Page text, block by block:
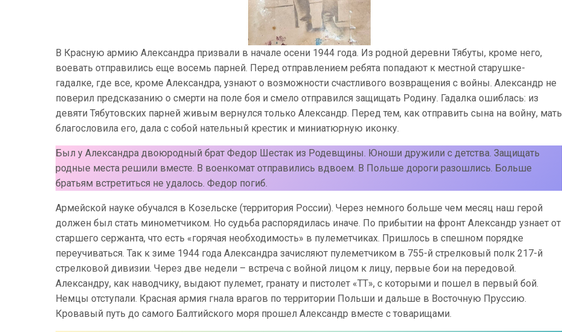
В Красную армию Александра призвали в начале осени 1944 года. Из родной деревни Тябуты, кроме него,
воевать отправились еще восемь парней. Перед отправлением ребята попадают к местной старушке-
гадалке, где все, кроме Александра, узнают о возможности счастливого возвращения с войны. Александр не
поверил предсказанию о смерти на поле боя и смело отправился защищать Родину. Гадалка ошиблась: из
девяти Тябутовских парней живым вернулся только Александр. Перед тем, как отправить сына на войну, мать
благословила его, дала с собой нательный крестик и миниатюрную иконку.
Был у Александра двоюродный брат Федор Шестак из Родевщины. Юноши дружили с детства. Защищать
родные места решили вместе. В военкомат отправились вдвоем. В Польше дороги разошлись. Больше
братьям встретиться не удалось. Федор погиб.
Армейской науке обучался в Козельске (территория России). Через немного больше чем месяц наш герой
должен был стать минометчиком. Но судьба распорядилась иначе. По прибытии на фронт Александр узнает от
старшего сержанта, что есть «горячая необходимость» в пулеметчиках. Пришлось в спешном порядке
переучиваться. Так к зиме 1944 года Александра зачисляют пулеметчиком в 755-й стрелковый полк 217-й
стрелковой дивизии. Через две недели – встреча с войной лицом к лицу, первые бои на передовой.
Александру, как наводчику, выдают пулемет, гранату и пистолет «ТТ», с которыми и пошел в первый бой.
Немцы отступали. Красная армия гнала врагов по территории Польши и дальше в Восточную Пруссию.
Кровавый путь до самого Балтийского моря прошел Александр вместе с товарищами.